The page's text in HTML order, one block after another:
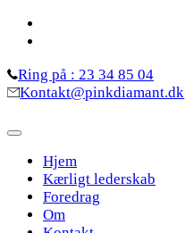
Skip
(Press
Enter)
Ring på : 23 34 85 04
Kontakt@pinkdiamant.dk
Hjem
Kærligt lederskab
Foredrag
Om